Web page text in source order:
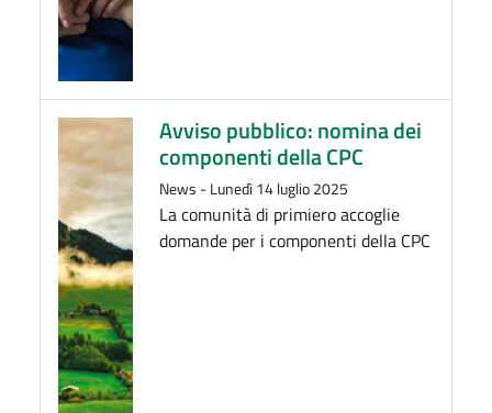
Avviso pubblico: nomina dei
componenti della CPC
News -Lunedì 14 luglio 2025
La comunità di primiero accoglie
domande per i componenti della CPC